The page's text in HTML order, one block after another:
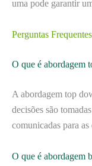
uma pode garantir
Perguntas Frequentes
O que é abordagem
A abordagem top
decisões são
comunicadas para
O que é abordagem